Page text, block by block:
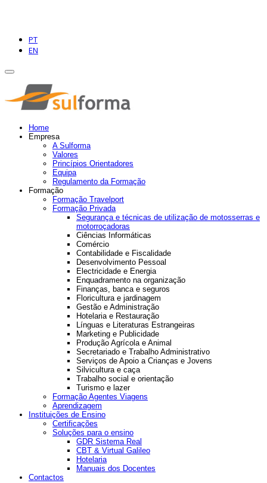
PT
EN
Home
Empresa
A Sulforma
Valores
Princípios Orientadores
Equipa
Regulamento da Formação
Formação
Formação Travelport
Formação Privada
Segurança e técnicas de utilização de motosserras e
motorroçadoras
Ciências Informáticas
Comércio
Contabilidade e Fiscalidade
Desenvolvimento Pessoal
Electricidade e Energia
Enquadramento na organização
Finanças, banca e seguros
Floricultura e jardinagem
Gestão e Administração
Hotelaria e Restauração
Línguas e Literaturas Estrangeiras
Marketing e Publicidade
Produção Agrícola e Animal
Secretariado e Trabalho Administrativo
Serviços de Apoio a Crianças e Jovens
Silvicultura e caça
Trabalho social e orientação
Turismo e lazer
Formação Agentes Viagens
Aprendizagem
Instituições de Ensino
Certificações
Soluções para o ensino
GDR Sistema Real
CBT & Virtual Galileo
Hotelaria
Manuais dos Docentes
Contactos